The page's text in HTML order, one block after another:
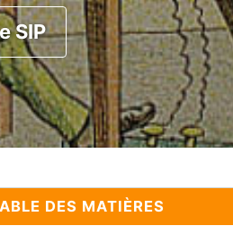
SIP
DES MATIÈRES